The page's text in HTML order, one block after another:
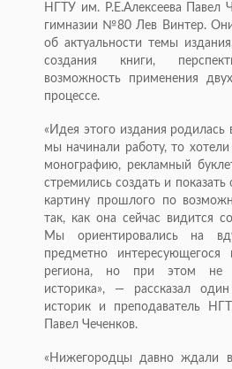
НГТУ им. Р.Е.Алексеева Павел
гимназии №80 Лев Винтер.
об актуальности темы
создания книги,
возможность применения
процессе.
«Идея этого издания родилась
мы начинали работу, то
монографию, рекламный
стремились создать и
картину прошлого по
так, как она сейчас видится
Мы ориентировались на
предметно
региона, но при этом не
историка», — рассказал
историк и преподаватель
Павел Чеченков.
«Нижегородцы давно ждали